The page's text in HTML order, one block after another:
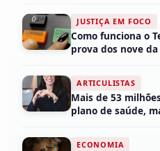
JUSTIÇA EM FOCO
Como funciona o
prova dos nove
ARTICULISTAS
Mais de 53
plano de saúde,
ECONOMIA